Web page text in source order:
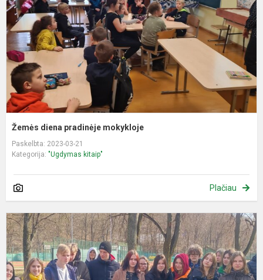
Žemės diena pradinėje mokykloje
Paskelbta: 2023-03-21
Kategorija: "Ugdymas kitaip"
Plačiau